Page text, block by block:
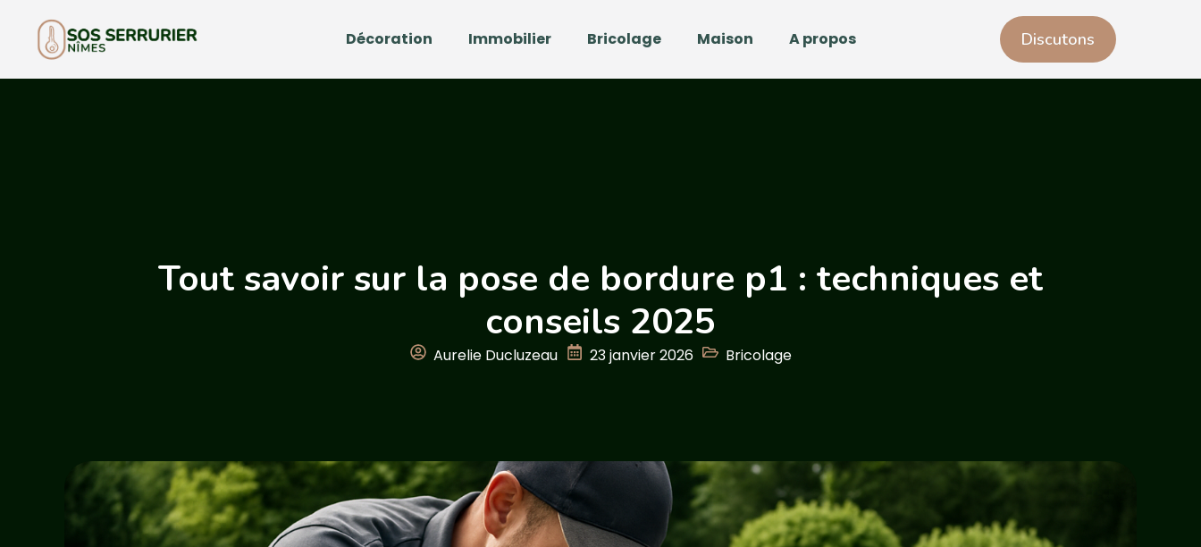
Décoration Immobilier Bricolage Maison A propos Discutons
Tout savoir sur la pose de bordure p1 : techniques et
conseils 2025
Aurelie Ducluzeau 23 janvier 2026 Bricolage